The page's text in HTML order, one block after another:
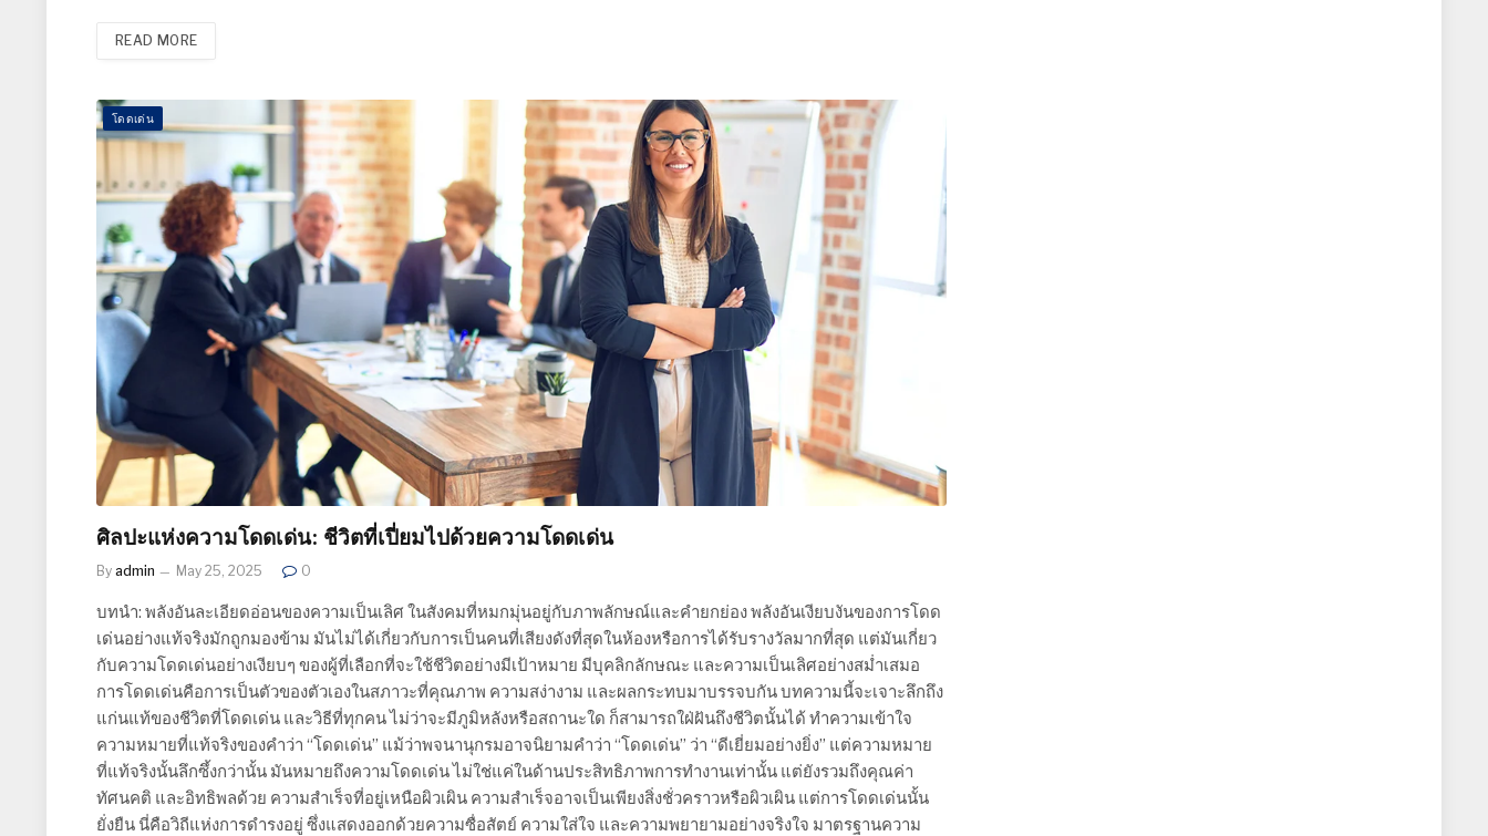
READ MORE
โดดเด่น
ศิลปะแห่งความโดดเด่น: ชีวิตที่เปี่ยมไปด้วยความโดดเด่น
By admin May 25, 2025 0
บทนำ: พลังอันละเอียดอ่อนของความเป็นเลิศ ในสังคมที่หมกมุ่นอยู่กับภาพลักษณ์และคำยกย่อง พลังอันเงียบงันของการโดด
เด่นอย่างแท้จริงมักถูกมองข้าม มันไม่ได้เกี่ยวกับการเป็นคนที่เสียงดังที่สุดในห้องหรือการได้รับรางวัลมากที่สุด แต่มันเกี่ยว
กับความโดดเด่นอย่างเงียบๆ ของผู้ที่เลือกที่จะใช้ชีวิตอย่างมีเป้าหมาย มีบุคลิกลักษณะ และความเป็นเลิศอย่างสม่ำเสมอ
การโดดเด่นคือการเป็นตัวของตัวเองในสภาวะที่คุณภาพ ความสง่างาม และผลกระทบมาบรรจบกัน บทความนี้จะเจาะลึกถึง
แก่นแท้ของชีวิตที่โดดเด่น และวิธีที่ทุกคน ไม่ว่าจะมีภูมิหลังหรือสถานะใด ก็สามารถใฝ่ฝันถึงชีวิตนั้นได้ ทำความเข้าใจ
ความหมายที่แท้จริงของคำว่า “โดดเด่น” แม้ว่าพจนานุกรมอาจนิยามคำว่า “โดดเด่น” ว่า “ดีเยี่ยมอย่างยิ่ง” แต่ความหมาย
ที่แท้จริงนั้นลึกซึ้งกว่านั้น มันหมายถึงความโดดเด่น ไม่ใช่แค่ในด้านประสิทธิภาพการทำงานเท่านั้น แต่ยังรวมถึงคุณค่า
ทัศนคติ และอิทธิพลด้วย ความสำเร็จที่อยู่เหนือผิวเผิน ความสำเร็จอาจเป็นเพียงสิ่งชั่วคราวหรือผิวเผิน แต่การโดดเด่นนั้น
ยั่งยืน นี่คือวิถีแห่งการดำรงอยู่ ซึ่งแสดงออกด้วยความซื่อสัตย์ ความใส่ใจ และความพยายามอย่างจริงใจ มาตรฐานความ